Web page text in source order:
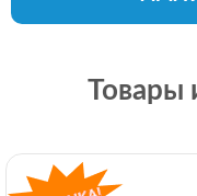
Товары